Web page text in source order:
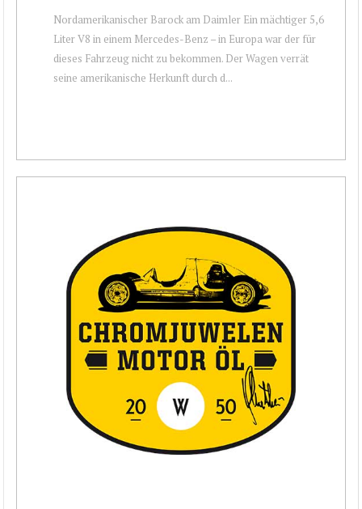
Nordamerikanischer Barock am Daimler Ein mächtiger 5,6
Liter V8 in einem Mercedes-Benz – in Europa war der für
dieses Fahrzeug nicht zu bekommen. Der Wagen verrät
seine amerikanische Herkunft durch d...